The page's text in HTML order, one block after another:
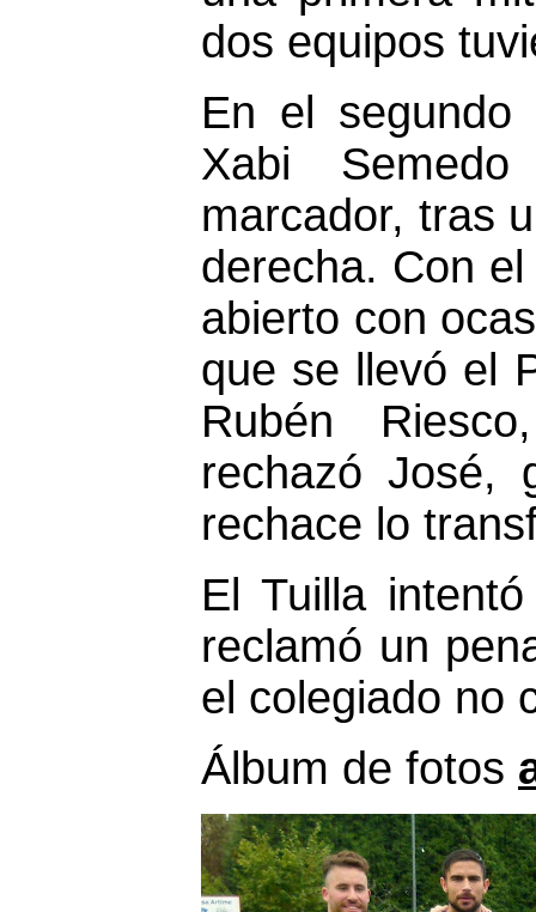
dos equipos
En el segundo
Xabi
marcador, tras
derecha. Con
abierto con
que se llevó el
Rubén
rechazó José,
rechace lo
El Tuilla
reclamó un
el colegiado no
Álbum de fotos